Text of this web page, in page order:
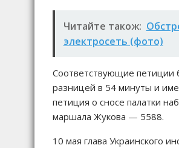
Читайте також:
электросеть (фото)
Соответствующие петиции
разницей в 54 минуты и
петиция о сносе палатки
маршала Жукова — 5588.
10 мая глава Украинского